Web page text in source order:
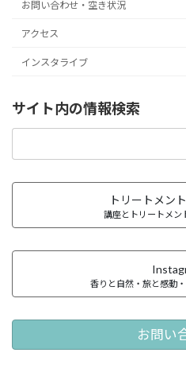
お問い合わせ・空き状況
アクセス
インスタライブ
サイト内の情報検索
トリートメン
講座とトリートメン
香りと自然・旅と感動
お問い